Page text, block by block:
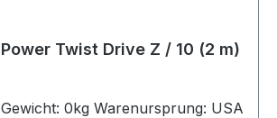
Power Twist Drive Z / 10 (2 m)
Gewicht: 0kg Warenursprung: USA